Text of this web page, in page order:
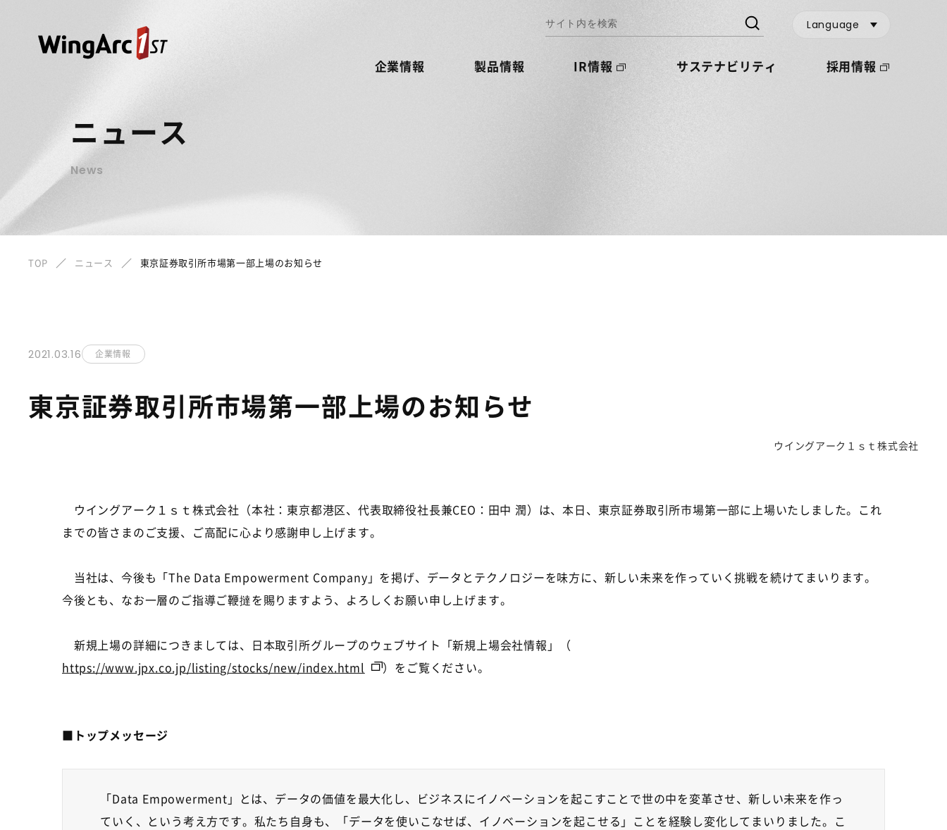
企業情報 製品情報 IR情報 サステナビリティ 採用情報
Language
ニュース
News
TOP ニュース 東京証券取引所市場第一部上場のお知らせ
2021.03.16 企業情報
東京証券取引所市場第一部上場のお知らせ
ウイングアーク１ｓｔ株式会社
ウイングアーク１ｓｔ株式会社（本社：東京都港区、代表取締役社長兼CEO ：田中 潤）は、本日、東京証券取引所市場第一部に上場いたしました。これ
までの皆さまのご支援、ご高配に心より感謝申し上げます。
当社は、今後も「The Data Empowerment Company 」を掲げ、データとテクノロジーを味方に、新しい未来を作っていく挑戦を続けてまいります。
今後とも、なお一層のご指導ご鞭撻を賜りますよう、よろしくお願い申し上げます。
新規上場の詳細につきましては、日本取引所グループのウェブサイト「新規上場会社情報」（
https://www.jpx.co.jp/listing/stocks/new/index.html
）をご覧ください。
■トップメッセージ
「Data Empowerment 」とは、データの価値を最大化し、ビジネスにイノベーションを起こすことで世の中を変革させ、新しい未来を作っ
ていく、という考え方です。私たち自身も、「データを使いこなせば、イノベーションを起こせる」ことを経験し変化してまいりました。こ